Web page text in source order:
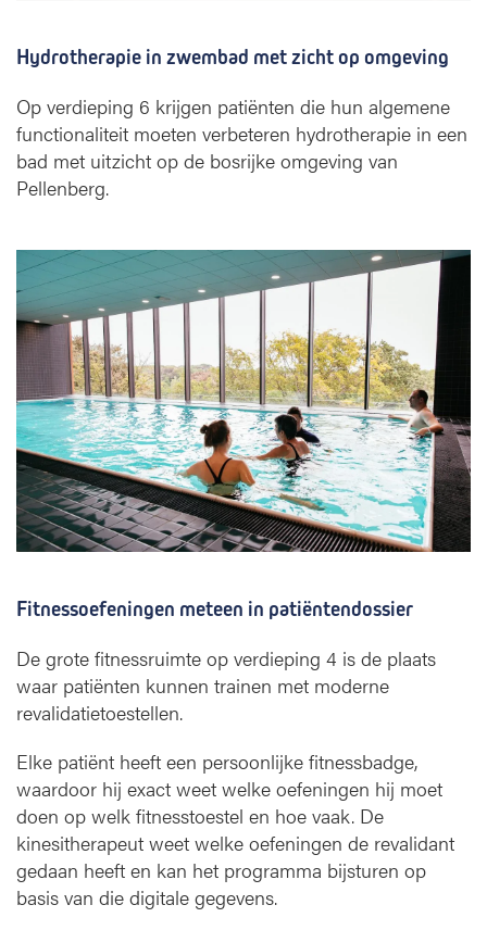
Hydrotherapie in zwembad met zicht op omgeving
Op verdieping 6 krijgen patiënten die hun algemene
functionaliteit moeten verbeteren hydrotherapie in een
bad met uitzicht op de bosrijke omgeving van
Pellenberg.
Fitnessoefeningen meteen in patiëntendossier
De grote fitnessruimte op verdieping 4 is de plaats
waar patiënten kunnen trainen met moderne
revalidatietoestellen.
Elke patiënt heeft een persoonlijke fitnessbadge,
waardoor hij exact weet welke oefeningen hij moet
doen op welk fitnesstoestel en hoe vaak. De
kinesitherapeut weet welke oefeningen de revalidant
gedaan heeft en kan het programma bijsturen op
basis van die digitale gegevens.